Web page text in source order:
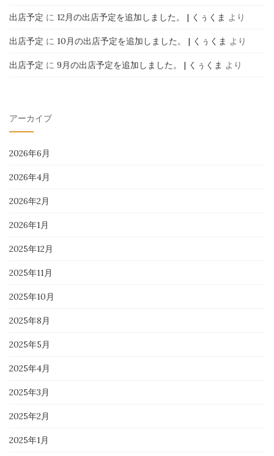
出店予定 に 12月の出店予定を追加しました。 | くぅくま より
出店予定 に 10月の出店予定を追加しました。 | くぅくま より
出店予定 に 9月の出店予定を追加しました。 | くぅくま より
アーカイブ
2026年6月
2026年4月
2026年2月
2026年1月
2025年12月
2025年11月
2025年10月
2025年8月
2025年5月
2025年4月
2025年3月
2025年2月
2025年1月